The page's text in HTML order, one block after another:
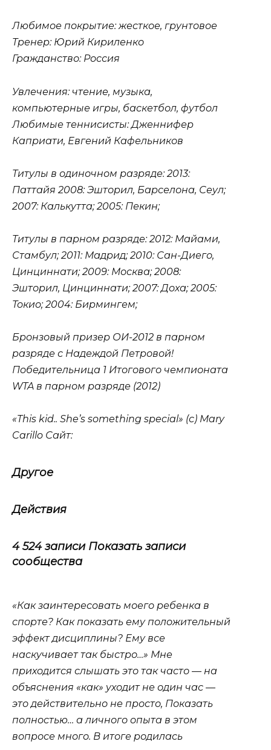
Любимое покрытие: жесткое, грунтовое
Тренер: Юрий Кириленко
Гражданство: Россия
Увлечения: чтение, музыка,
компьютерные игры, баскетбол, футбол
Любимые теннисисты: Дженнифер
Каприати, Евгений Кафельников
Титулы в одиночном разряде: 2013:
Паттайя 2008: Эшторил, Барселона, Сеул;
2007: Калькутта; 2005: Пекин;
Титулы в парном разряде: 2012: Майами,
Стамбул; 2011: Мадрид; 2010: Сан-Диего,
Цинциннати; 2009: Москва; 2008:
Эшторил, Цинциннати; 2007: Доха; 2005:
Токио; 2004: Бирмингем;
Бронзовый призер ОИ-2012 в парном
разряде с Надеждой Петровой!
Победительница 1 Итогового чемпионата
WTA в парном разряде (2012)
«This kid.. She’s something special» (с) Mary
Carillo Сайт:
Другое
Действия
4 524 записи Показать записи
сообщества
«Как заинтересовать моего ребенка в
спорте? Как показать ему положительный
эффект дисциплины? Ему все
наскучивает так быстро…» Мне
приходится слышать это так часто — на
объяснения «как» уходит не один час —
это действительно не просто, Показать
полностью… а личного опыта в этом
вопросе много. В итоге родилась